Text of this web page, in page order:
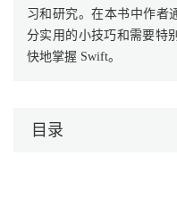
习和研究。在本书中作者
分实用的小技巧和需要特
快地掌握 Swift。
目录